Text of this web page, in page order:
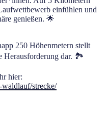
einfühlen und
genießen. 🌟
250 Höhenmetern stellt
Herausforderung dar. 🏞️
hier:
strecke/